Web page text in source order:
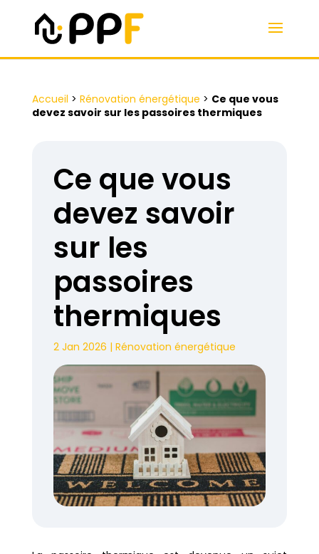
Accueil > Rénovation énergétique > Ce que vous
devez savoir sur les passoires thermiques
Ce que vous
devez savoir
sur les
passoires
thermiques
2 Jan 2026 | Rénovation énergétique